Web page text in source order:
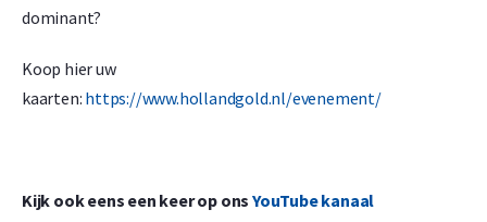
dominant?
Koop hier uw
kaarten: https://www.hollandgold.nl/evenement/
Kijk ook eens een keer op onsYouTube kanaal